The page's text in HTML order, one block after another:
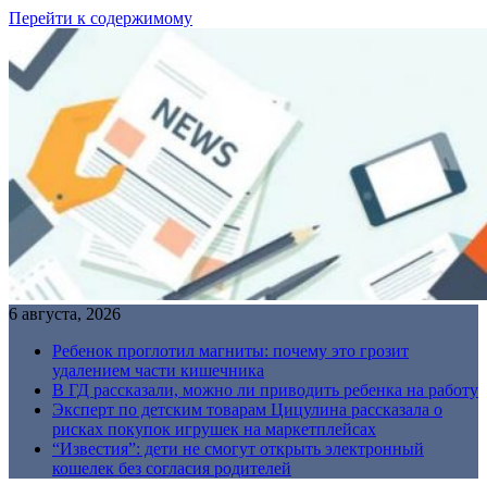
Перейти к содержимому
6 августа, 2026
Ребенок проглотил магниты: почему это грозит
удалением части кишечника
В ГД рассказали, можно ли приводить ребенка на работу
Эксперт по детским товарам Цицулина рассказала о
рисках покупок игрушек на маркетплейсах
“Известия”: дети не смогут открыть электронный
кошелек без согласия родителей